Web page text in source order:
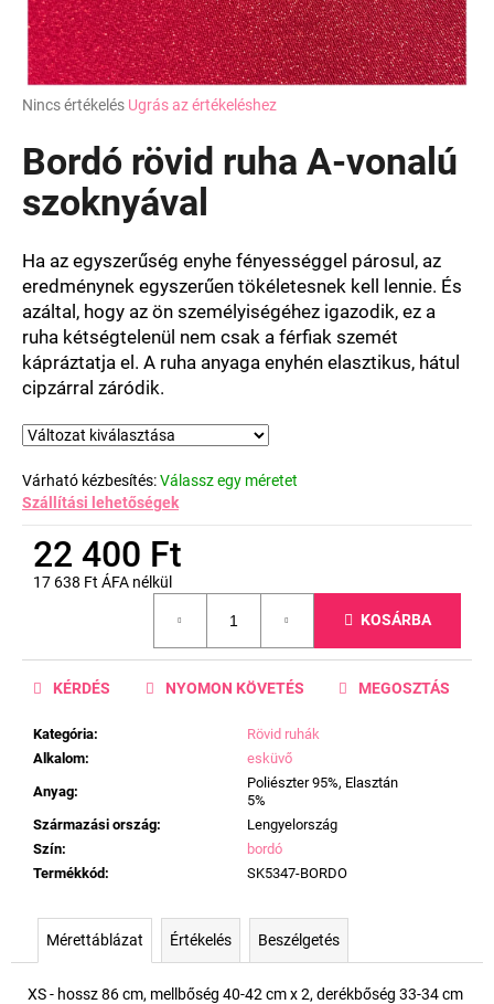
A
átlagos
értékelése
ből
csillag.
Nincs értékelés Ugrás az értékeléshez
Bordó rövid ruha A-vonalú
szoknyával
Ha az egyszerűség enyhe fényességgel párosul, az
eredménynek egyszerűen tökéletesnek kell lennie. És
azáltal, hogy az ön személyiségéhez igazodik, ez a
ruha kétségtelenül nem csak a férfiak szemét
kápráztatja el. A ruha anyaga enyhén elasztikus, hátul
cipzárral záródik.
Várható kézbesítés:Válassz egy méretet
Szállítási lehetőségek
22 400 Ft
17 638 Ft ÁFA nélkül
KOSÁRBA
Kategória:
Rövid ruhák
Alkalom:
esküvő
Anyag:
Poliészter 95%, Elasztán
5%
Származási ország:
Lengyelország
Szín:
bordó
Termékkód: SK5347-BORDO
KÉRDÉS NYOMON KÖVETÉS MEGOSZTÁS
Mérettáblázat Értékelés Beszélgetés
XS - hossz 86 cm, mellbőség 40-42 cm x 2, derékbőség 33-34 cm